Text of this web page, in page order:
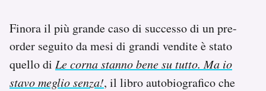
Finora il più grande caso di successo di un pre-
order seguito da mesi di grandi vendite è stato
quello di Le corna stanno bene su tutto. Ma io
stavo meglio senza!, il libro autobiografico che